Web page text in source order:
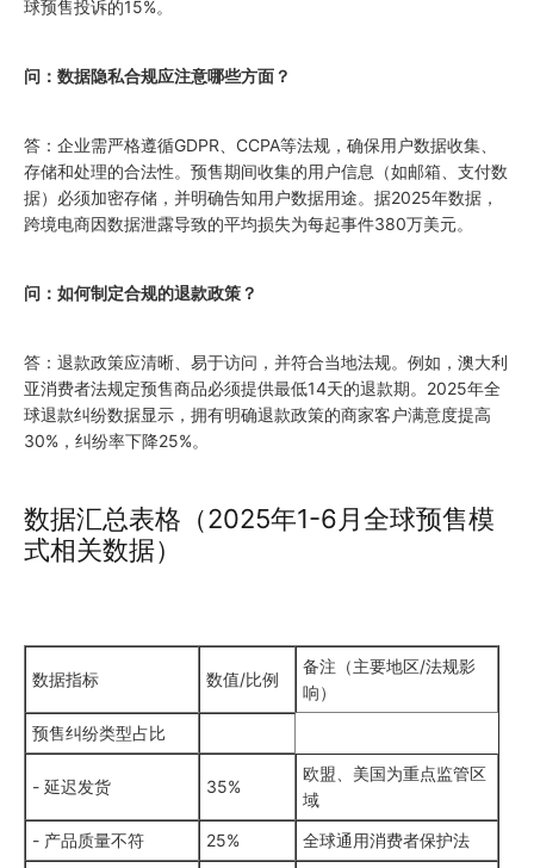
球预售投诉的15%。
问：数据隐私合规应注意哪些方面？
答：企业需严格遵循GDPR、CCPA等法规，确保用户数据收集、
存储和处理的合法性。预售期间收集的用户信息（如邮箱、支付数
据）必须加密存储，并明确告知用户数据用途。据2025年数据，
跨境电商因数据泄露导致的平均损失为每起事件380万美元。
问：如何制定合规的退款政策？
答：退款政策应清晰、易于访问，并符合当地法规。例如，澳大利
亚消费者法规定预售商品必须提供最低14天的退款期。2025年全
球退款纠纷数据显示，拥有明确退款政策的商家客户满意度提高
30%，纠纷率下降25%。
数据汇总表格（2025年1-6月全球预售模
式相关数据）
数据指标 数值/比例
备注（主要地区/法规影
响）
预售纠纷类型占比
- 延迟发货 35%
欧盟、美国为重点监管区
域
- 产品质量不符
25% 全球通用消费者保护法